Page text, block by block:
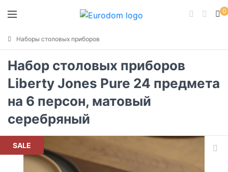
0
Наборы столовых приборов
Набор столовых приборов
Liberty Jones Pure 24 предмета
на 6 персон, матовый
серебряный
SALE